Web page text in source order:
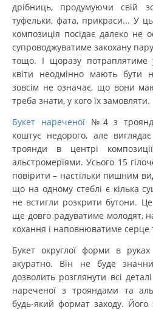
дрібниць, продумуючи свій
туфельки, фата, прикраси... У
композиція посідає далеко не
супроводжуватиме закохану
тощо. І щоразу потраплятиме
квіти неодмінно мають бути
зовсім не означає, що вони
треба знати, у кого їх замовляти.
Букет нареченої№4 з
коштує недорого, але
троянди в центрі
альстромеріями. Усього 15
повірити – настільки пишним
що на одному стеблі є кілька
не встигли розкрити бутони.
ще довго радуватиме молодят,
кохання і наповнюватиме
Букет округлої форми в
акуратно. Він не буде
дозволить розглянути всі
нареченої з трояндами та
будь-який формат заходу. Його